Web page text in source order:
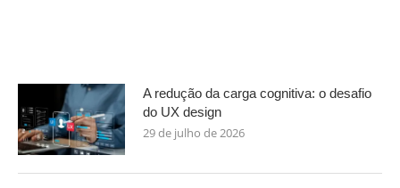
A redução da carga cognitiva: o desafio
do UX design
29 de julho de 2026